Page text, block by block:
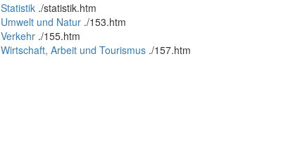
Statistik ./statistik.htm
Umwelt und Natur ./153.htm
Verkehr ./155.htm
Wirtschaft, Arbeit und Tourismus ./157.htm